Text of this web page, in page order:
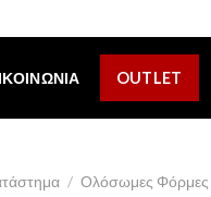
OUTLET
/ Ολόσωμες Φόρμες